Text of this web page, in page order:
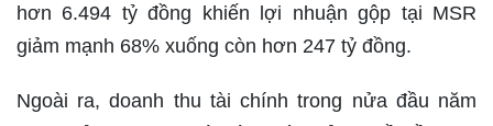
hơn 6.494 tỷ đồng khiến lợi nhuận gộp tại MSR
giảm mạnh 68% xuống còn hơn 247 tỷ đồng.
Ngoài ra, doanh thu tài chính trong nửa đầu năm